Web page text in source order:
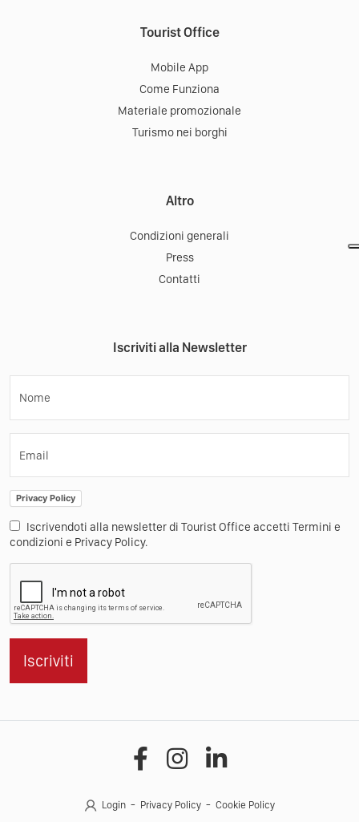
Tourist Office
Mobile App
Come Funziona
Materiale promozionale
Turismo nei borghi
Altro
Condizioni generali
Press
Contatti
Iscriviti alla Newsletter
Nome
Email
Privacy Policy
Iscrivendoti alla newsletter di Tourist Office accetti Termini e
condizioni e Privacy Policy.
Iscriviti
Login Privacy Policy Cookie Policy